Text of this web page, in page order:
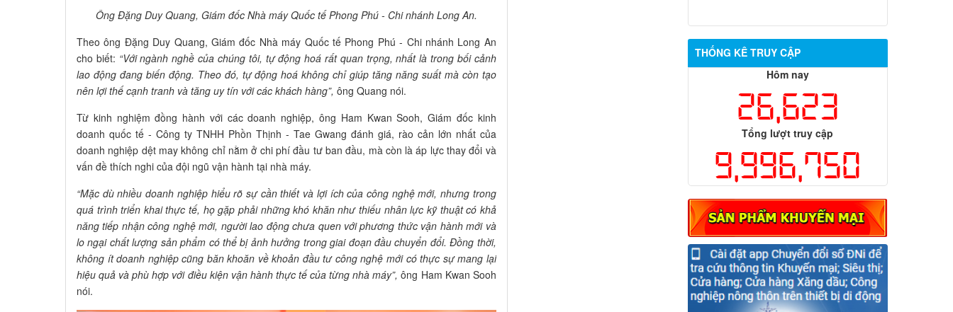
Ông Đặng Duy Quang, Giám đốc Nhà máy Quốc tế Phong Phú - Chi nhánh Long An.
Theo ông Đặng Duy Quang, Giám đốc Nhà máy Quốc tế Phong Phú - Chi nhánh Long An
cho biết: “Với ngành nghề của chúng tôi, tự động hoá rất quan trọng, nhất là trong bối cảnh
lao động đang biến động. Theo đó, tự động hoá không chỉ giúp tăng năng suất mà còn tạo
nên lợi thế cạnh tranh và tăng uy tín với các khách hàng”, ông Quang nói.
Từ kinh nghiệm đồng hành với các doanh nghiệp, ông Ham Kwan Sooh, Giám đốc kinh
doanh quốc tế - Công ty TNHH Phồn Thịnh - Tae Gwang đánh giá, rào cản lớn nhất của
doanh nghiệp dệt may không chỉ nằm ở chi phí đầu tư ban đầu, mà còn là áp lực thay đổi và
vấn đề thích nghi của đội ngũ vận hành tại nhà máy.
“Mặc dù nhiều doanh nghiệp hiểu rõ sự cần thiết và lợi ích của công nghệ mới, nhưng trong
quá trình triển khai thực tế, họ gặp phải những khó khăn như thiếu nhân lực kỹ thuật có khả
năng tiếp nhận công nghệ mới, người lao động chưa quen với phương thức vận hành mới và
lo ngại chất lượng sản phẩm có thể bị ảnh hưởng trong giai đoạn đầu chuyển đổi. Đồng thời,
không ít doanh nghiệp cũng băn khoăn về khoản đầu tư công nghệ mới có thực sự mang lại
hiệu quả và phù hợp với điều kiện vận hành thực tế của từng nhà máy”, ông Ham Kwan Sooh
nói.
THỐNG KÊ TRUY CẬP
Hôm nay
26,623
Tổng lượt truy cập
9,996,750